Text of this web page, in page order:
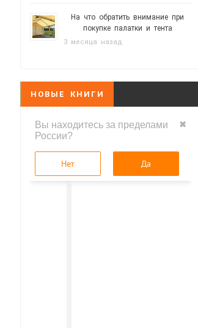
На что обратить внимание при
покупке палатки и тента
3 месяца назад
НОВЫЕ КНИГИ